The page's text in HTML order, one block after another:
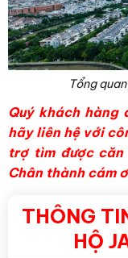
Tổng
Quý khách hàng
hãy liên hệ với
trợ tìm được căn
Chân thành cám
THÔNG
HỘ